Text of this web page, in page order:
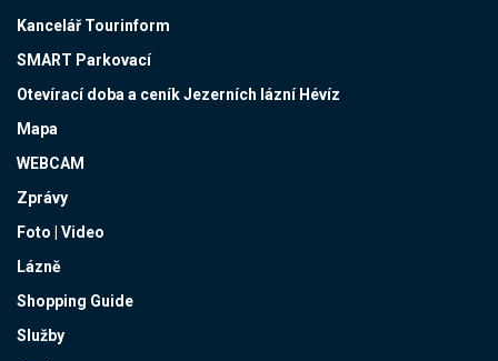
Kancelář Tourinform
SMART Parkovací
Otevírací doba a ceník Jezerních lázní Hévíz
Mapa
WEBCAM
Zprávy
Foto | Video
Lázně
Shopping Guide
Služby